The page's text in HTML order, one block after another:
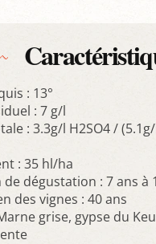
: 13°
: 7 g/l
: 3.3g/l H2SO4 /
: 35 hl/ha
dégustation : 7 ans à
des vignes : 40 ans
grise, gypse du